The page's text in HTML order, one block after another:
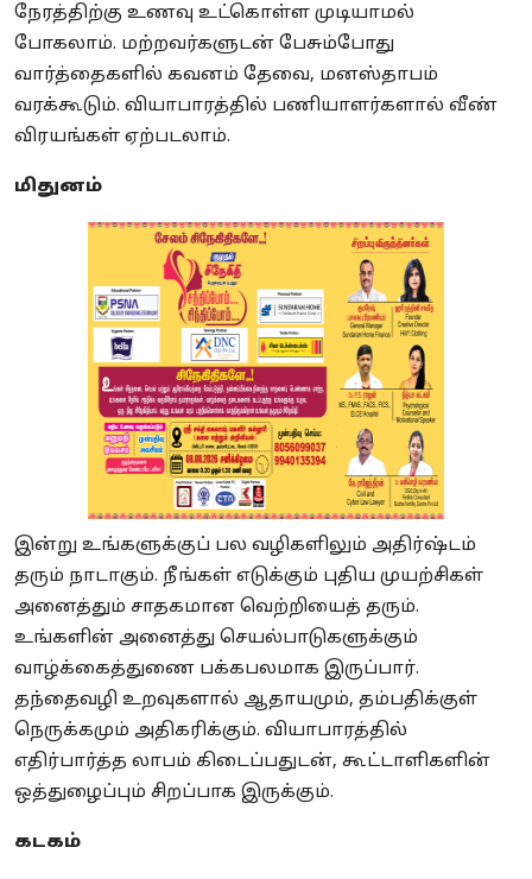
நேரத்திற்கு உணவு உட்கொள்ள முடியாமல்
போகலாம். மற்றவர்களுடன் பேசும்போது
வார்த்தைகளில் கவனம் தேவை, மனஸ்தாபம்
வரக்கூடும். வியாபாரத்தில் பணியாளர்களால் வீண்
விரயங்கள் ஏற்படலாம்.
மிதுனம்
இன்று உங்களுக்குப் பல வழிகளிலும் அதிர்ஷ்டம்
தரும் நாடாகும். நீங்கள் எடுக்கும் புதிய முயற்சிகள்
அனைத்தும் சாதகமான வெற்றியைத் தரும்.
உங்களின் அனைத்து செயல்பாடுகளுக்கும்
வாழ்க்கைத்துணை பக்கபலமாக இருப்பார்.
தந்தைவழி உறவுகளால் ஆதாயமும், தம்பதிக்குள்
நெருக்கமும் அதிகரிக்கும். வியாபாரத்தில்
எதிர்பார்த்த லாபம் கிடைப்பதுடன், கூட்டாளிகளின்
ஒத்துழைப்பும் சிறப்பாக இருக்கும்.
கடகம்